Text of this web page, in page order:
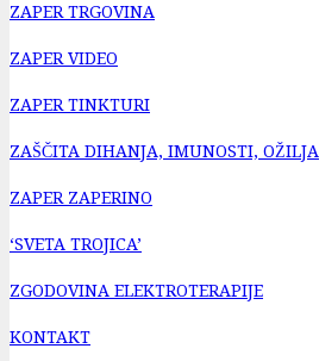
ZAPER TRGOVINA
ZAPER VIDEO
ZAPER TINKTURI
ZAŠČITA DIHANJA, IMUNOSTI, OŽILJA
ZAPER ZAPERINO
‘SVETA TROJICA’
ZGODOVINA ELEKTROTERAPIJE
KONTAKT